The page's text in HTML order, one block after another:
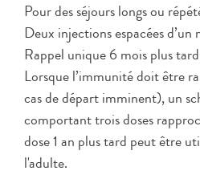
Pour des séjours longs ou
Deux injections espacées d’un
Rappel unique 6 mois plus
Lorsque l’immunité doit être
cas de départ imminent), un
comportant trois doses
dose 1 an plus tard peut être
l'adulte.